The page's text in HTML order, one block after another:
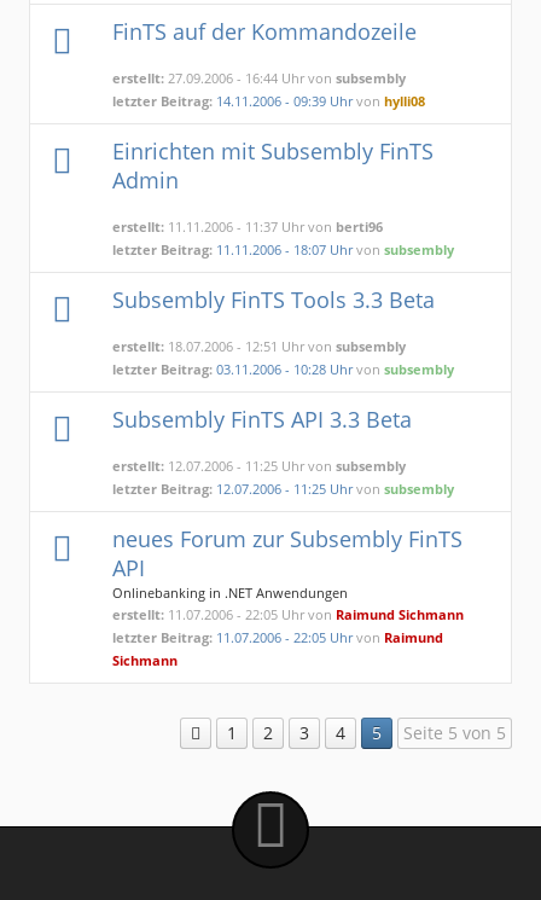
FinTS auf der Kommandozeile
erstellt: 27.09.2006 - 16:44 Uhr vonsubsembly
letzter Beitrag: 14.11.2006 - 09:39 Uhrvonhylli08
Einrichten mit Subsembly FinTS
Admin
erstellt: 11.11.2006 - 11:37 Uhr von berti96
letzter Beitrag: 11.11.2006 - 18:07 Uhrvonsubsembly
Subsembly FinTS Tools 3.3 Beta
erstellt: 18.07.2006 - 12:51 Uhr vonsubsembly
letzter Beitrag: 03.11.2006 - 10:28 Uhrvonsubsembly
Subsembly FinTS API 3.3 Beta
erstellt: 12.07.2006 - 11:25 Uhr vonsubsembly
letzter Beitrag: 12.07.2006 - 11:25 Uhrvonsubsembly
neues Forum zur Subsembly FinTS
API
Onlinebanking in .NET Anwendungen
erstellt: 11.07.2006 - 22:05 Uhr von Raimund Sichmann
letzter Beitrag: 11.07.2006 - 22:05 Uhrvon Raimund
Sichmann
1 2 3 4 5 Seite 5 von 5